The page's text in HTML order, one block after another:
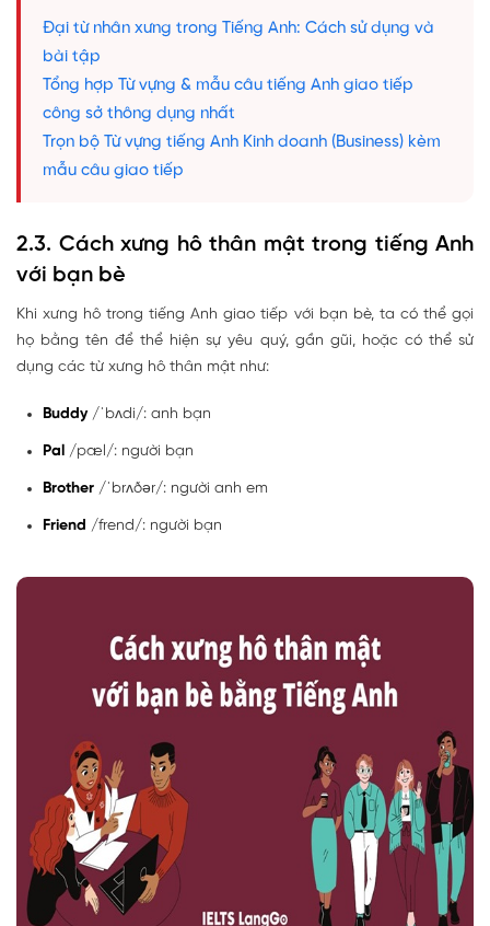
Đại từ nhân xưng trong Tiếng Anh: Cách sử dụng và
bài tập
Tổng hợp Từ vựng & mẫu câu tiếng Anh giao tiếp
công sở thông dụng nhất
Trọn bộ Từ vựng tiếng Anh Kinh doanh (Business) kèm
mẫu câu giao tiếp
2.3. Cách xưng hô thân mật trong tiếng Anh
với bạn bè
Khi xưng hô trong tiếng Anh giao tiếp với bạn bè, ta có thể gọi
họ bằng tên để thể hiện sự yêu quý, gần gũi, hoặc có thể sử
dụng các từ xưng hô thân mật như:
Buddy /ˈbʌdi/: anh bạn
Pal /pæl/: người bạn
Brother /ˈbrʌðər/: người anh em
Friend /frend/: người bạn